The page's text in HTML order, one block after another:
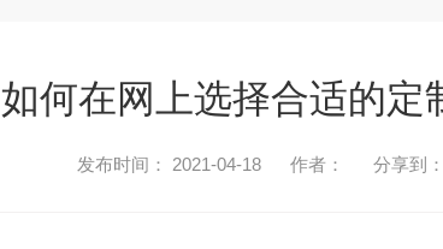
如何在网上选择合适的定
发布时间： 2021-04-18 作者： 分享到：